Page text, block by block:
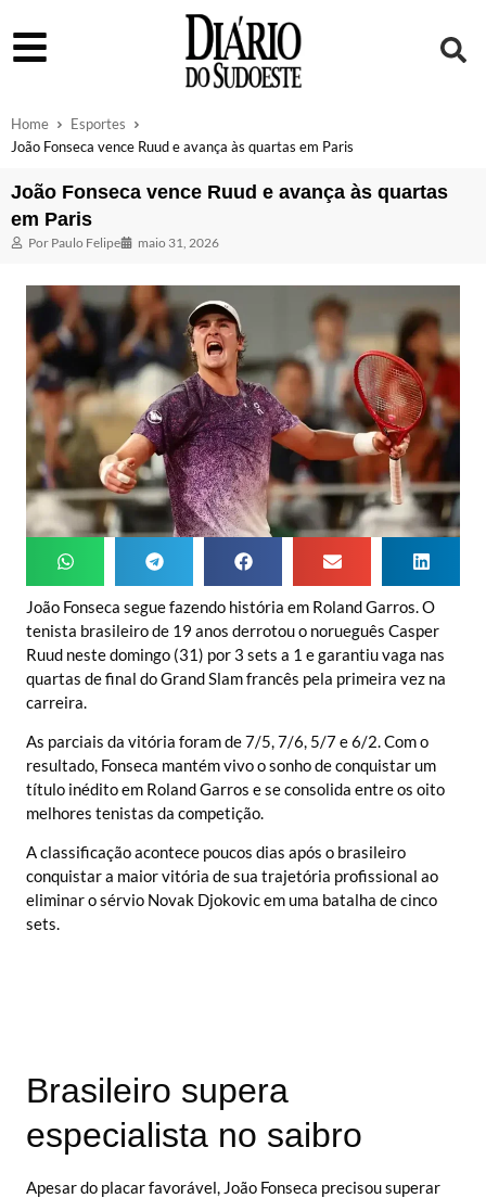
Home
Esportes
João Fonseca vence Ruud e avança às quartas em Paris
João Fonseca vence Ruud e avança às quartas
em Paris
Por Paulo Felipe maio 31, 2026
João Fonseca segue fazendo história em Roland Garros. O
tenista brasileiro de 19 anos derrotou o norueguês Casper
Ruud neste domingo (31) por 3 sets a 1 e garantiu vaga nas
quartas de final do Grand Slam francês pela primeira vez na
carreira.
As parciais da vitória foram de 7/5, 7/6, 5/7 e 6/2. Com o
resultado, Fonseca mantém vivo o sonho de conquistar um
título inédito em Roland Garros e se consolida entre os oito
melhores tenistas da competição.
A classificação acontece poucos dias após o brasileiro
conquistar a maior vitória de sua trajetória profissional ao
eliminar o sérvio Novak Djokovic em uma batalha de cinco
sets.
Brasileiro supera
especialista no saibro
Apesar do placar favorável, João Fonseca precisou superar